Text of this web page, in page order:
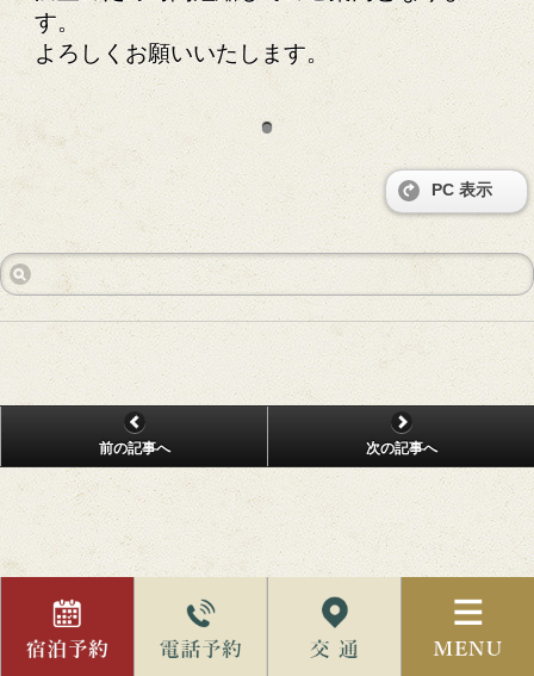
す。
よろしくお願いいたします。
PC 表示
前の記事へ 次の記事へ